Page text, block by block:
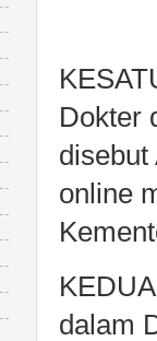
Dokter
online
dalam